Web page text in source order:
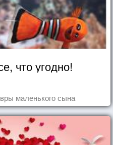
что угодно!
маленького сына